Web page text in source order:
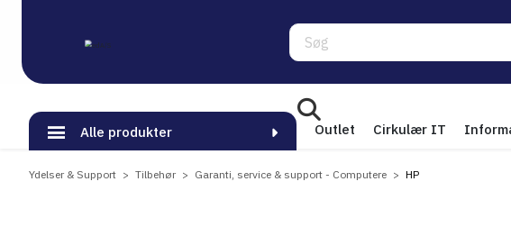
Søg
Alle produkter Outlet Cirkulær IT
Ydelser & Support Tilbehør Garanti, service & support - Computere HP